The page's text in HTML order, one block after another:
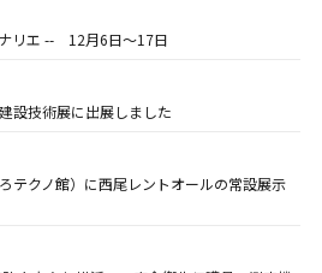
部）
リエ -- 12月6日～17日
設技術展に出展しました
テクノ館）に西尾レントオールの常設展示